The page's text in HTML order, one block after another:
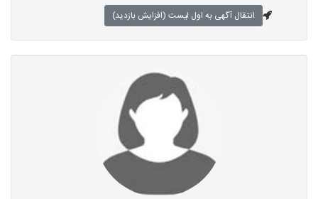
انتقال آگهی به اول لیست (افزایش بازدید)